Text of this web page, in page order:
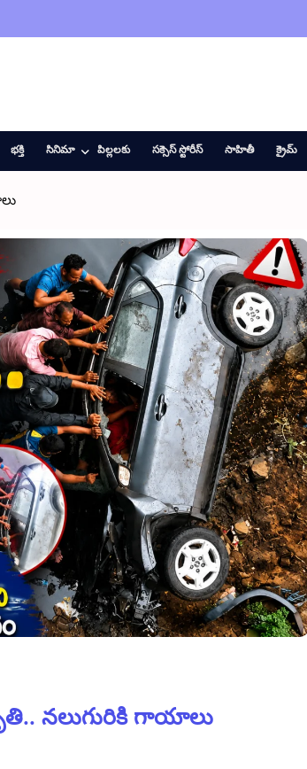
భక్తి సినిమా పిల్లలకు సక్సెస్ స్టోరీస్ సాహితీ క్రైమ్
నలుగురికి గాయాలు